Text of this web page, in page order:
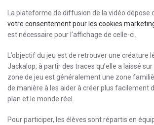
La plateforme de diffusion de la vidéo dépose
votre consentement pour les cookies
est nécessaire pour l’affichage de celle-ci.
L’objectif du jeu est de retrouver une créature
Jackalop, à partir des traces qu’elle a laissé
zone de jeu est généralement une zone
de manière à les aider à créer plus facilement
plan et le monde réel.
Pour participer, les élèves sont répartis en